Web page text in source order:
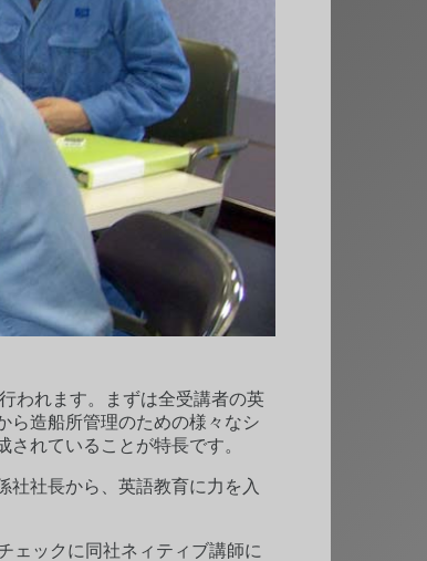
われます。まずは全受講者の英
ら造船所管理のための様々なシ
れていることが特長です。
社社長から、英語教育に力を入
ェックに同社ネィティブ講師に